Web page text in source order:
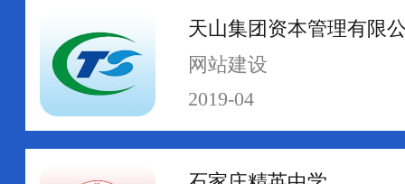
天山集团资本管理有限
网站建设
2019-04